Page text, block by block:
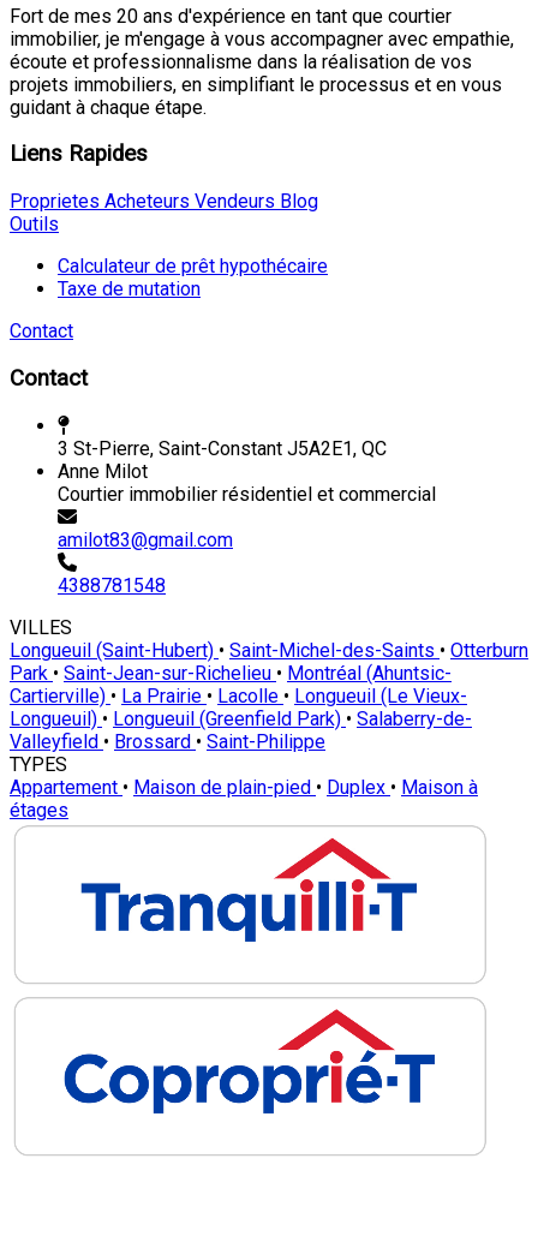
Fort de mes 20 ans d'expérience en tant que courtier
immobilier, je m'engage à vous accompagner avec empathie,
écoute et professionnalisme dans la réalisation de vos
projets immobiliers, en simplifiant le processus et en vous
guidant à chaque étape.
Liens Rapides
Proprietes Acheteurs Vendeurs Blog
Outils
Calculateur de prêt hypothécaire
Taxe de mutation
Contact
Contact
3 St-Pierre, Saint-Constant J5A2E1, QC
Anne Milot
Courtier immobilier résidentiel et commercial
amilot83@gmail.com
4388781548
VILLES
Longueuil (Saint-Hubert) • Saint-Michel-des-Saints • Otterburn
Park • Saint-Jean-sur-Richelieu • Montréal (Ahuntsic-
Cartierville) • La Prairie • Lacolle • Longueuil (Le Vieux-
Longueuil) • Longueuil (Greenfield Park) • Salaberry-de-
Valleyfield • Brossard • Saint-Philippe
TYPES
Appartement • Maison de plain-pied • Duplex • Maison à
étages